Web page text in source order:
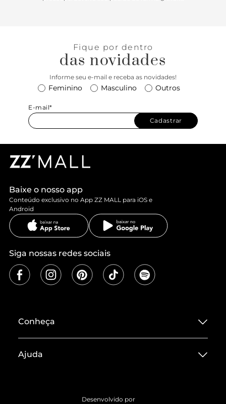
Fique por dentro
das novidades
Informe seu e-mail e receba as novidades!
Feminino Masculino Outros
E-mail*
Cadastrar
Baixe o nosso app
Conteúdo exclusivo no App ZZ MALL para iOS e
Android
Siga nossas redes sociais
Conheça
Termos de Uso
Ajuda
Desenvolvido por